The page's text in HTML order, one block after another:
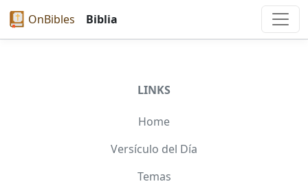
OnBibles Biblia
LINKS
Home
Versículo del Día
Temas